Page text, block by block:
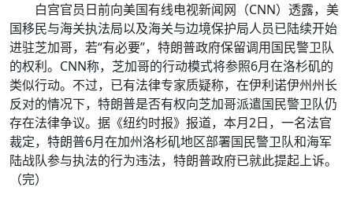
白宫官员日前向美国有线电视新闻网（CNN）透露，美
国移民与海关执法局以及海关与边境保护局人员已陆续开始
进驻芝加哥，若“有必要”，特朗普政府保留调用国民警卫队
的权利。CNN称，芝加哥的行动模式将参照6月在洛杉矶的
类似行动。不过，已有法律专家质疑称，在伊利诺伊州州长
反对的情况下，特朗普是否有权向芝加哥派遣国民警卫队仍
存在法律争议。据《纽约时报》报道，本月2日，一名法官
裁定，特朗普6月在加州洛杉矶地区部署国民警卫队和海军
陆战队参与执法的行为违法，特朗普政府已就此提起上诉。
（完）